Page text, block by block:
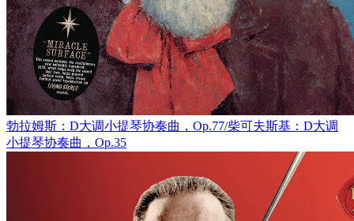
勃拉姆斯：D大调小提琴协奏曲，Op.77/柴可夫斯基：D大调
小提琴协奏曲，Op.35